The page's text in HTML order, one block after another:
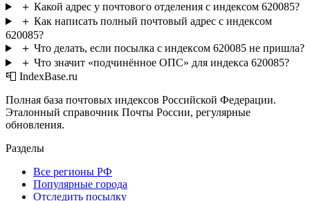
＋ Какой адрес у почтового отделения с индексом 620085?
＋ Как написать полный почтовый адрес с индексом
620085?
＋ Что делать, если посылка с индексом 620085 не пришла?
＋ Что значит «подчинённое ОПС» для индекса 620085?
📮 IndexBase.ru
Полная база почтовых индексов Российской Федерации.
Эталонный справочник Почты России, регулярные
обновления.
Разделы
Все регионы РФ
Популярные города
Отследить посылку